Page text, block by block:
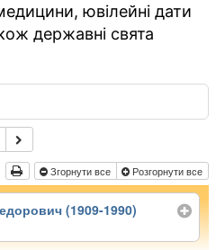
ювілейні дати
державні свята
Згорнути все Розгорнути все
(1909-1990)